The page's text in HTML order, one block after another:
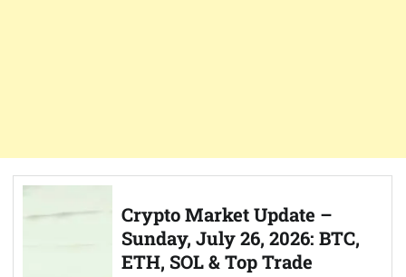
Crypto Market Update –
Sunday, July 26, 2026: BTC,
ETH, SOL & Top Trade